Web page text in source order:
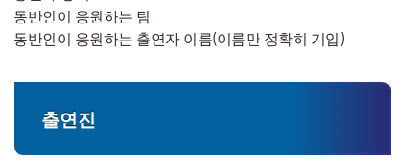
동반인이 응원하는 팀
동반인이 응원하는 출연자 이름(이름만 정확히 기입)
출연진